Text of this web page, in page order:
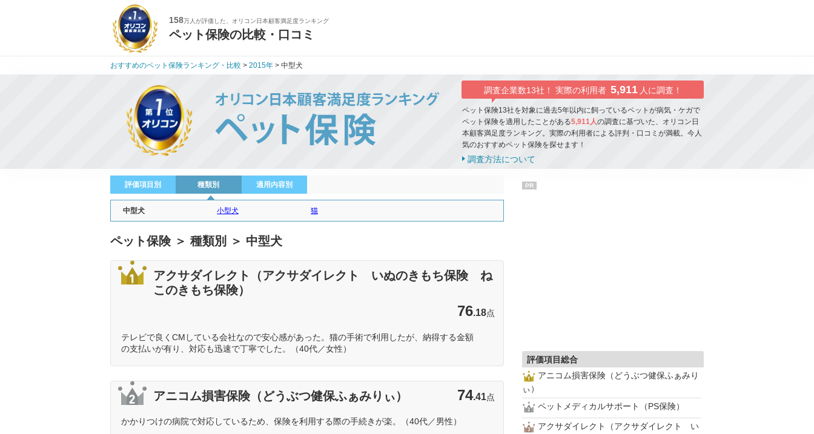
158万人が評価した、オリコン日本顧客満足度ランキング
ペット保険の比較・口コミ
おすすめのペット保険ランキング・比較 > 2015年 > 中型犬
調査企業数13社！ 実際の利用者 5,911 人に調査！
ペット保険13社を対象に過去5年以内に飼っているペットが病気・ケガで
ペット保険を適用したことがある5,911人の調査に基づいた、オリコン日
本顧客満足度ランキング。実際の利用者による評判・口コミが満載。今人
気のおすすめペット保険を探せます！
調査方法について
評価項目別 種類別 適用内容別
中型犬 小型犬 猫
ペット保険 ＞ 種類別 ＞ 中型犬
アクサダイレクト（アクサダイレクト いぬのきもち保険 ね
このきもち保険）
76.18点
テレビで良くCMしている会社なので安心感があった。猫の手術で利用したが、納得する金額
の支払いが有り、対応も迅速で丁寧でした。（40代／女性）
2位
アニコム損害保険（どうぶつ健保ふぁみりぃ） 74.41点
かかりつけの病院で対応しているため、保険を利用する際の手続きが楽。（40代／男性）
PR
評価項目総合
アニコム損害保険（どうぶつ健保ふぁみり
ぃ）
ペットメディカルサポート（PS保険）
アクサダイレクト（アクサダイレクト い